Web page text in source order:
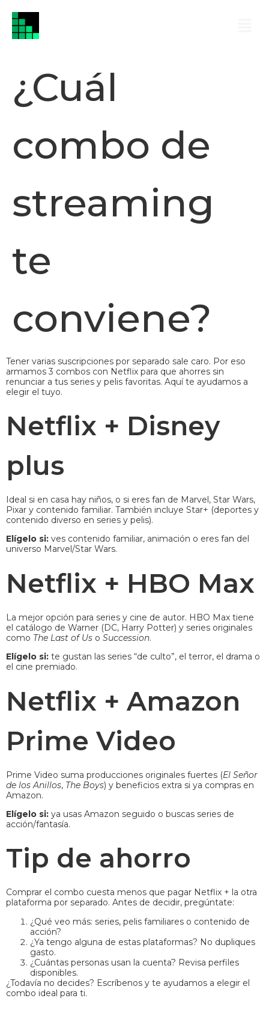
¿Cuál
combo de
streaming
te
conviene?
Tener varias suscripciones por separado sale caro. Por eso
armamos 3 combos con Netflix para que ahorres sin
renunciar a tus series y pelis favoritas. Aquí te ayudamos a
elegir el tuyo.
Netflix + Disney
plus
Ideal si en casa hay niños, o si eres fan de Marvel, Star Wars,
Pixar y contenido familiar. También incluye Star+ (deportes y
contenido diverso en series y pelis).
Elígelo si: ves contenido familiar, animación o eres fan del
universo Marvel/Star Wars.
Netflix + HBO Max
La mejor opción para series y cine de autor. HBO Max tiene
el catálogo de Warner (DC, Harry Potter) y series originales
como The Last of Us o Succession.
Elígelo si: te gustan las series “de culto”, el terror, el drama o
el cine premiado.
Netflix + Amazon
Prime Video
Prime Video suma producciones originales fuertes (El Señor
de los Anillos, The Boys) y beneficios extra si ya compras en
Amazon.
Elígelo si: ya usas Amazon seguido o buscas series de
acción/fantasía.
Tip de ahorro
Comprar el combo cuesta menos que pagar Netflix + la otra
plataforma por separado. Antes de decidir, pregúntate:
¿Qué veo más: series, pelis familiares o contenido de
acción?
¿Ya tengo alguna de estas plataformas? No dupliques
gasto.
¿Cuántas personas usan la cuenta? Revisa perfiles
disponibles.
¿Todavía no decides? Escríbenos y te ayudamos a elegir el
combo ideal para ti.